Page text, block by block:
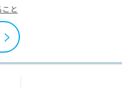
と
拠点一覧